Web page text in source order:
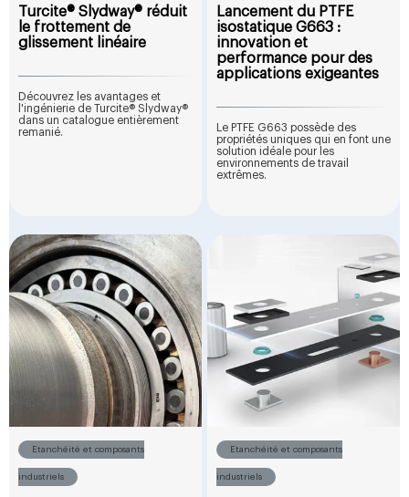
Turcite® Slydway® réduit
le frottement de
glissement linéaire
Découvrez les avantages et
l'ingénierie de Turcite® Slydway®
dans un catalogue entièrement
remanié.
Lancement du PTFE
isostatique G663 :
innovation et
performance pour des
applications exigeantes
Le PTFE G663 possède des
propriétés uniques qui en font une
solution idéale pour les
environnements de travail
extrêmes.
Etanchéité et composants
industriels
Etanchéité et composants
industriels